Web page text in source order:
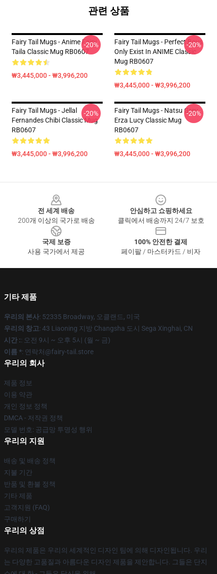
관련 상품
Fairy Tail Mugs - Anime Fairy
Taila Classic Mug RB0607
₩3,445,000 - ₩3,996,200
-20%
Fairy Tail Mugs - Perfect Boys
Only Exist In ANIME Classic
Mug RB0607
₩3,445,000 - ₩3,996,200
-20%
Fairy Tail Mugs - Jellal
Fernandes Chibi Classic Mug
RB0607
₩3,445,000 - ₩3,996,200
-20%
Fairy Tail Mugs - Natsu Grey
Erza Lucy Classic Mug
RB0607
₩3,445,000 - ₩3,996,200
-20%
전 세계 배송
200개 이상의 국가로 배송
안심하고 쇼핑하세요
클릭에서 배송까지 24/7 보호
국제 보증
사용 국가에서 제공
100% 안전한 결제
페이팔 / 마스터카드 / 비자
기타 제품
우리의 본사: 52335 Broadway, 오클랜드, 미국
우리의 창고: 43 Liaoning 지방 Changsha 도시 Sega Xinghai, CN
시간 :: 오전 9시 ~ 오후 5시 (월 ~ 금)
이름 *: 연락처@fairy-tail.store
우리의 회사
제품 정보
이용 약관
개인 정보 정책
DMCA - 저작권 정책
모델 번호: 공급망 투명성 행위
우리의 지원
배송 및 배송 정책
지불 기간
반품 및 환불 정책
기타 제품
고객지원 (FAQ)
구매하기
우리의 상점
우리의 제품은 우리의 세계적인 디자인 팀에 의해 디자인됩니다. 우리
는 다양한 고품질과 아름다운 디자인 제품을 제안합니다. 그들은 단지